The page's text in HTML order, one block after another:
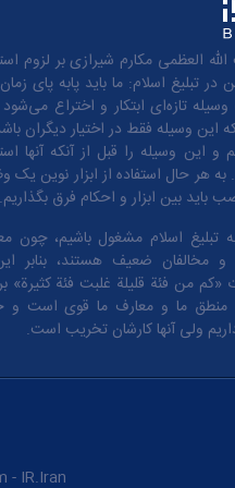
العظمی مکارم شیرازی بر لزوم
در تبلیغ اسلام: ما باید پابه پای
تازه‌ای ابتکار و اختراع
این وسیله فقط در اختیار دیگران
و این وسیله را قبل از آنکه آنها
به هر حال استفاده از ابزار نوین یک
بین ابزار و احکام فرق بگذاریم.
تبلیغ اسلام مشغول باشیم، چون
مخالفان ضعیف هستند، بنابر
من فئة قلیلة غلبت فئة کثیرة» بر
منطق‌ ما و معارف ‌ما قوی است و
ولی آنها کارشان تخریب است.
IR.Iran.